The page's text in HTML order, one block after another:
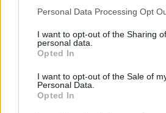
Please note that this website/app
not limited to your visit or usage
grant or deny consent to Google and
use your data for below specified
consent section.
Personal Data Processing Opt
I want to opt-out of the Sharing
personal data.
Opted In
I want to opt-out of the Sale of
Personal Data.
Opted In
Śledź mecze swojej drużyny
Jeśli jesteś kibicem klubu Korona
zaglądaj tutaj częściej. Nasz serwis
terminach meczów, wynikach,
piłkarskichw województwie. Sprawdź
bądź na bieżąco z wydarzeniami z boisk!